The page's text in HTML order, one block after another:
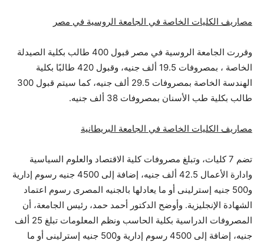
مصاريف الكليات الخاصة في الجامعة الروسية في مصر
وقررت الجامعة الروسية في مصر قبول 400 طالب بكلية الصيدلة
الخاصة ، بمصروفات 19.5 ألف جنيه، وقبول 420 طالبًا بكلية
الهندسة الخاصة بمصروفات 29.5 ألف جنيه، كما سيتم قبول 300
طالب بكلية طب الأسنان بمصروفات 38 ألف جنيه.
مصاريف الكليات الخاصة في الجامعة البريطانية
تضم 7 كليات، وتبلغ مصروفات كلية الاقتصاد والعلوم السياسية
وادارة الأعمال 42.5 ألف جنيه، إضافة إلى 4500 جنيه رسوم إدارية
و500 جنيه إسترلينى أو ما يعادلها بالجنيه المصرى رسوم اعتماد
الشهادة الإنجليزية. وأوضح الدكتور أحمد حمد، رئيس الجامعة، أن
المصروفات الدراسية بكلية الحاسب ونظم المعلومات تبلغ 25 ألف
جنيه، إضافة إلى 4500 رسوم إدارية و500 جنيه إسترلينى أو ما